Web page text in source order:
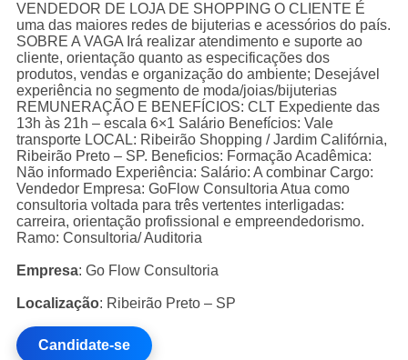
VENDEDOR DE LOJA DE SHOPPING O CLIENTE É
uma das maiores redes de bijuterias e acessórios do país.
SOBRE A VAGA Irá realizar atendimento e suporte ao
cliente, orientação quanto as especificações dos
produtos, vendas e organização do ambiente; Desejável
experiência no segmento de moda/joias/bijuterias
REMUNERAÇÃO E BENEFÍCIOS: CLT Expediente das
13h às 21h – escala 6×1 Salário Benefícios: Vale
transporte LOCAL: Ribeirão Shopping / Jardim Califórnia,
Ribeirão Preto – SP. Beneficios: Formação Acadêmica:
Não informado Experiência: Salário: A combinar Cargo:
Vendedor Empresa: GoFlow Consultoria Atua como
consultoria voltada para três vertentes interligadas:
carreira, orientação profissional e empreendedorismo.
Ramo: Consultoria/ Auditoria
Empresa: Go Flow Consultoria
Localização: Ribeirão Preto – SP
Candidate-se